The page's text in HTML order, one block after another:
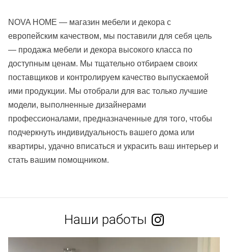
NOVA HOME — магазин мебели и декора с
европейским качеством, мы поставили для себя цель
— продажа мебели и декора высокого класса по
доступным ценам. Мы тщательно отбираем своих
поставщиков и контролируем качество выпускаемой
ими продукции. Мы отобрали для вас только лучшие
модели, выполненные дизайнерами
профессионалами, предназначенные для того, чтобы
подчеркнуть индивидуальность вашего дома или
квартиры, удачно вписаться и украсить ваш интерьер и
стать вашим помощником.
Наши работы